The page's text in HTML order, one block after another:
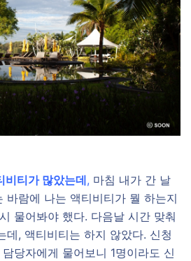
비티가 많았는데, 마침 내가 간 날
바람에 나는 액티비티가 뭘 하는지
물어봐야 했다. 다음날 시간 맞춰
데, 액티비티는 하지 않았다. 신청
당자에게 물어보니 1명이라도 신